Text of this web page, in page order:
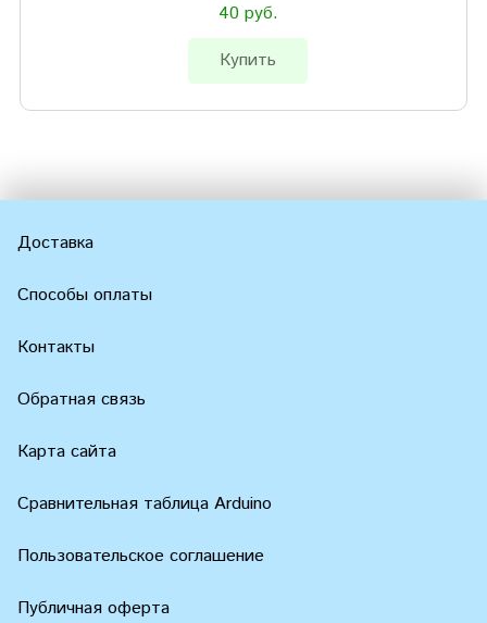
40 руб.
Купить
Доставка
Способы оплаты
Контакты
Обратная связь
Карта сайта
Сравнительная таблица Arduino
Пользовательское соглашение
Публичная оферта